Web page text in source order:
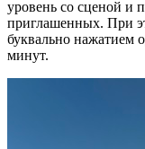
уровень со сценой и
приглашенных. При
буквально нажатием
минут.